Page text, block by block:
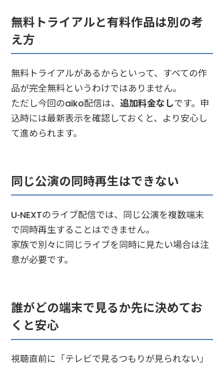
無料トライアルと有料作品は別の考
え方
無料トライアルがあるからといって、すべての作
品が完全無料というわけではありません。
ただし今回のaiko配信は、追加料金なしです。申
込時には最新表示を確認しておくと、より安心し
て進められます。
同じ公演の同時再生はできない
U-NEXTのライブ配信では、同じ公演を複数端末
で同時再生することはできません。
家族で別々に同じライブを同時に見たい場合は注
意が必要です。
誰がどの端末で見るか先に決めてお
くと安心
視聴直前に「テレビで見るつもりが見られない」